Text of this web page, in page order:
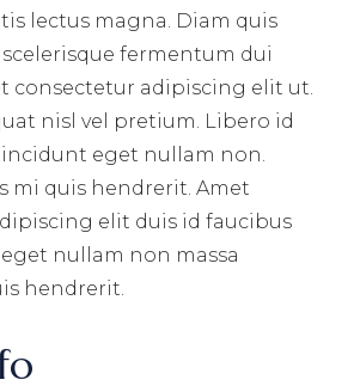
lectus magna. Diam quis
fermentum dui
consectetur adipiscing elit ut.
nisl vel pretium. Libero id
eget nullam non.
mi quis hendrerit. Amet
elit duis id faucibus
nullam non massa
hendrerit.